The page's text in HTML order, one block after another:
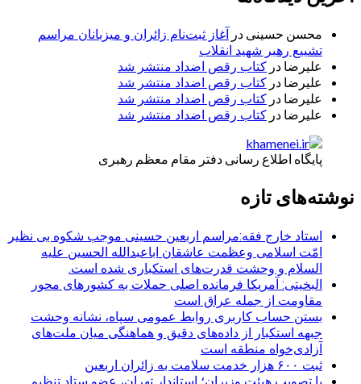
محسن حسینی در آغاز ثبت‌نام زائران و میزبانان مراسم
تشییع رهبر شهید انقلاب
علیرضا در کتاب رقص اضداد منتشر شد
علیرضا در کتاب رقص اضداد منتشر شد
علیرضا در کتاب رقص اضداد منتشر شد
علیرضا در کتاب رقص اضداد منتشر شد
پایگاه اطلاع رسانی دفتر مقام معظم رهبری
نوشته‌های تازه
استاد خارج فقه:مراسم اربعین حسینی موجب شکوه بی نظیر
امّت اسلامی وعظمت عاشقان اباعبدالله الحسین علیه
السلام و وحشت قدرت‌های استکباری شده است.
البخیتی: آمریکا فرمانده اصلی حملات به کشورهای محور
مقاومت از جمله عراق است
بستن حساب کاربری روابط عمومی سپاه، نشانه‌ وحشت
جبهه استکبار از داده‌های دقیق و هماهنگی میان ملت‌های
آزادی‌خواه منطقه است
ثبت ۶۰۰ هزار خدمت سلامت به زائران اربعین
با تصویب هیئت وزیران؛ استاندار تهران، عضو ستاد تنظیم